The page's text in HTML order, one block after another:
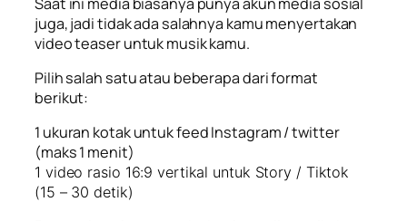
juga, jadi tidak ada salahnya kamu menyertakan
video teaser untuk musik kamu.
Pilih salah satu atau beberapa dari format
berikut:
1 ukuran kotak untuk feed Instagram / twitter
(maks 1 menit)
1 video rasio 16:9 vertikal untuk Story / Tiktok
(15 – 30 detik)